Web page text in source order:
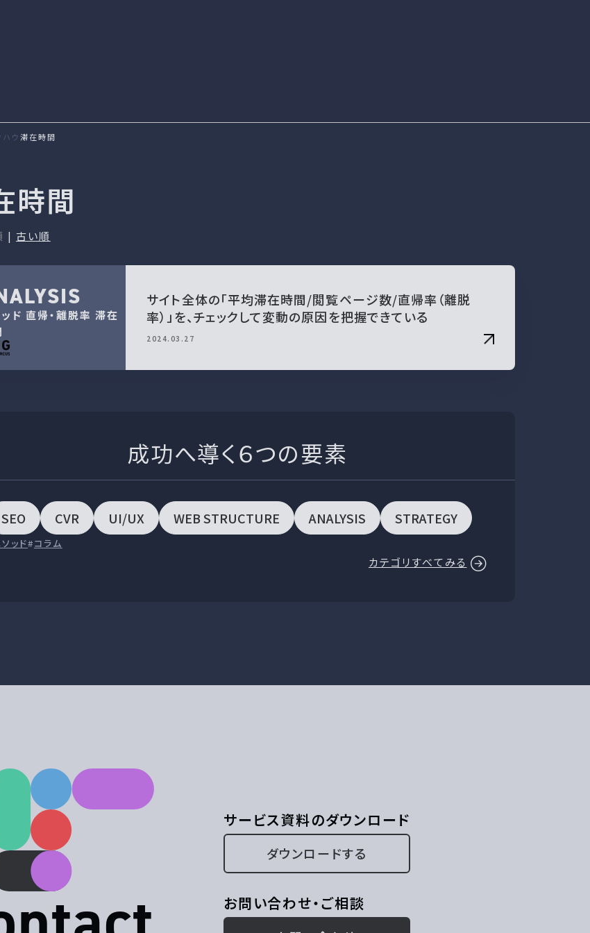
ハウ滞在時間
時間
| 古い順
ド 直帰・離脱率 滞在
サイト全体の「平均滞在時間/閲覧ページ数/直帰率（離脱
率）」を、チェックして変動の原因を把握できている
2024.03.27
成功へ導く６つの要素
SEO CVR UI/UX WEB STRUCTURE ANALYSIS STRATEGY
ッド コラム
カテゴリすべてみる
サービス資料のダウンロード
ダウンロードする
お問い合わせ・ご相談